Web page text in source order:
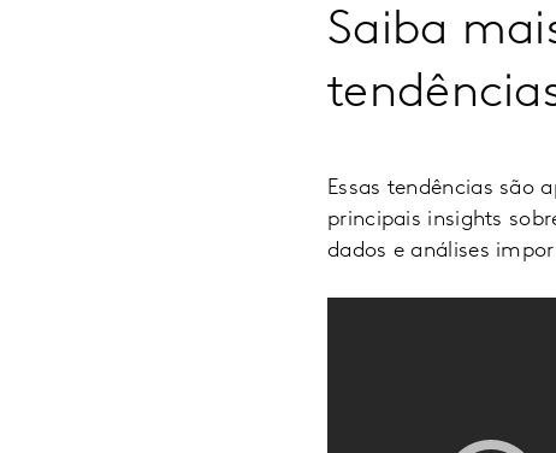
Saiba
Essas tendências são
principais insights
dados e análises